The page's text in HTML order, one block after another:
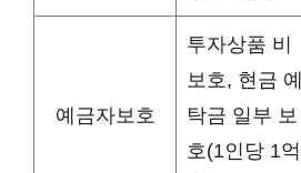
예금자보호
투자상품 비
보호, 현금 예
탁금 일부 보
호(1인당 1억